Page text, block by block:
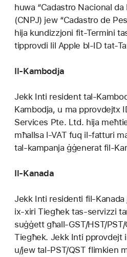
huwa “Cadastro Nacional da
(CNPJ) jew “Cadastro de
hija kundizzjoni fit-Termini
tipprovdi lil Apple bl-ID tat-
Il-Kambodja
Jekk Inti resident tal-
Kambodja, u ma pprovdejtx
Services Pte. Ltd. hija
mħallsa l-VAT fuq il-fatturi
tal-kampanja ġġenerat fil-
Il-Kanada
Jekk Inti residenti fil-
ix-xiri Tiegħek tas-servizzi
suġġett għall-GST/HST/
Tiegħek. Jekk Inti pprovdejt
u/jew tal-PST/QST flimkien